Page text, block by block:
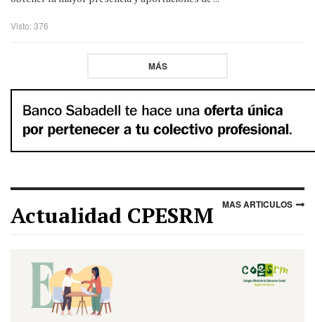
Visto: 376
MÁS
Actualidad CPESRM MAS ARTICULOS